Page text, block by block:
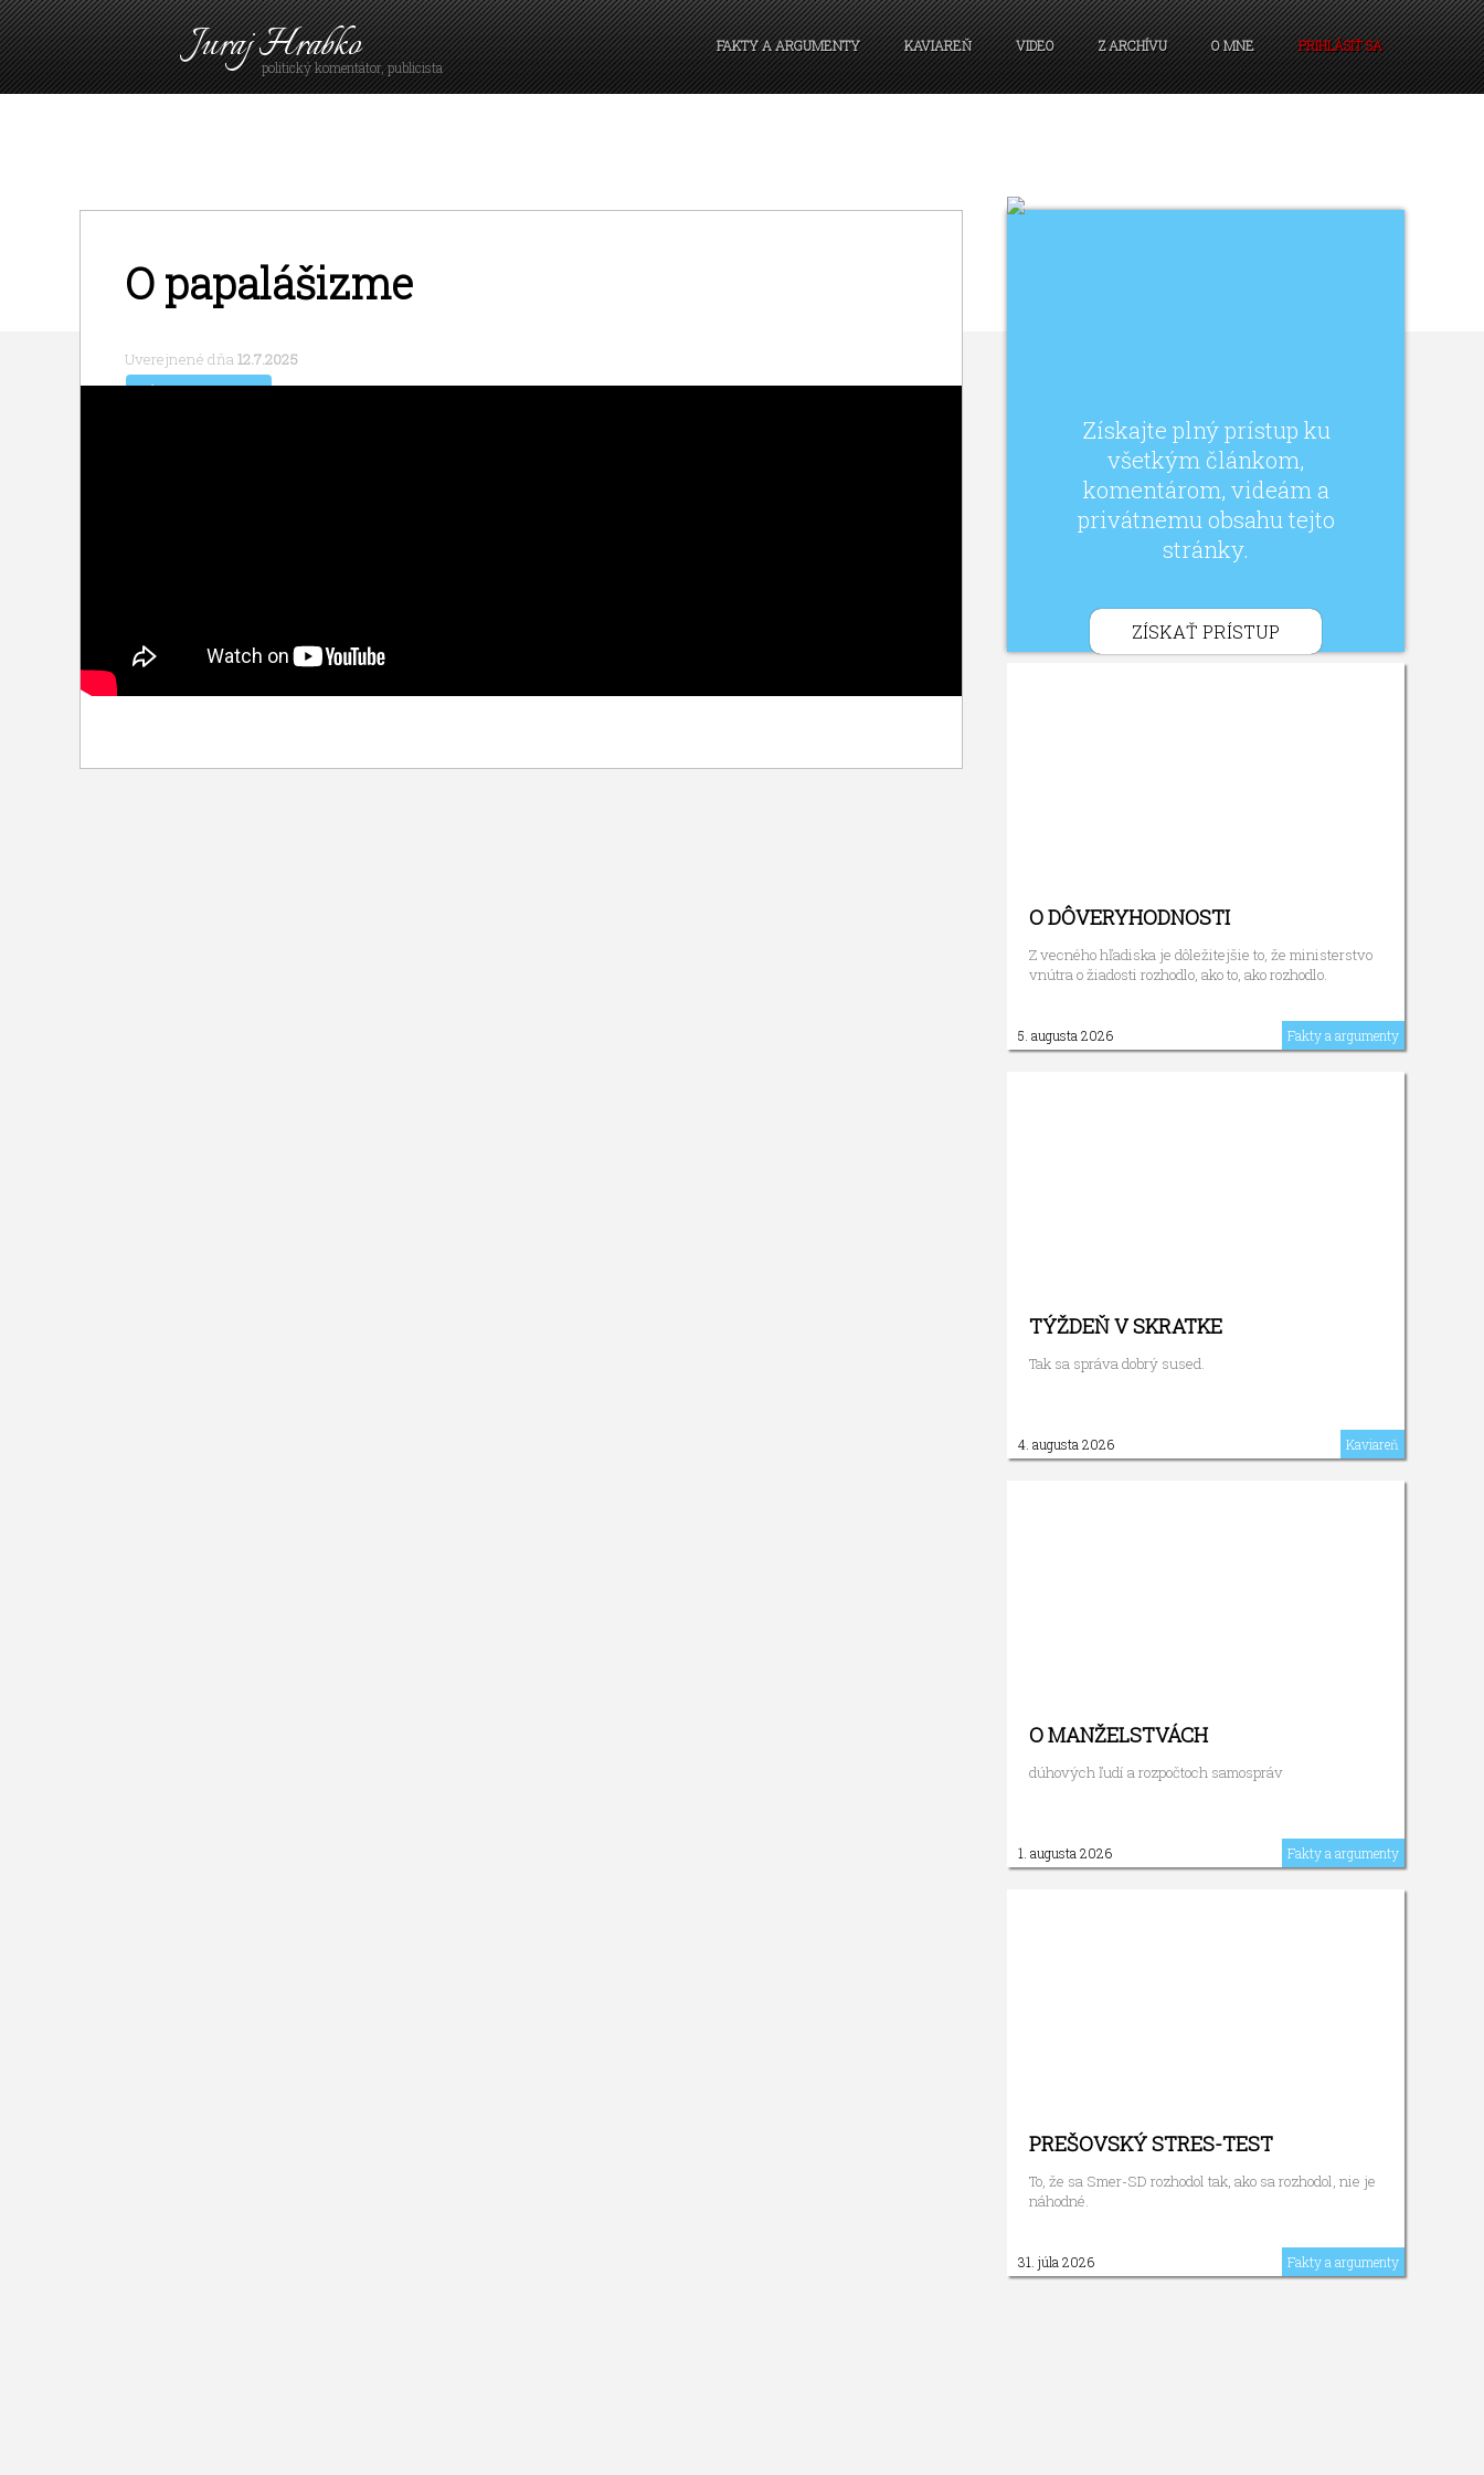
Juraj Hrabko
politický komentátor, publicista
FAKTY A ARGUMENTY KAVIAREŇ VIDEO Z ARCHÍVU O MNE PRIHLÁSIŤ SA
O papalášizme
Uverejnené dňa12.7.2025
Fakty a argumenty
Získajte plný prístup ku
všetkým článkom,
komentárom, videám a
privátnemu obsahu tejto
stránky.
ZÍSKAŤ PRÍSTUP
O DÔVERYHODNOSTI
Z vecného hľadiska je dôležitejšie to, že ministerstvo
vnútra o žiadosti rozhodlo, ako to, ako rozhodlo.
5. augusta 2026 Fakty a argumenty
TÝŽDEŇ V SKRATKE
Tak sa správa dobrý sused.
4. augusta 2026 Kaviareň
O MANŽELSTVÁCH
dúhových ľudí a rozpočtoch samospráv
1. augusta 2026 Fakty a argumenty
PREŠOVSKÝ STRES-TEST
To, že sa Smer-SD rozhodol tak, ako sa rozhodol, nie je
náhodné.
31. júla 2026 Fakty a argumenty